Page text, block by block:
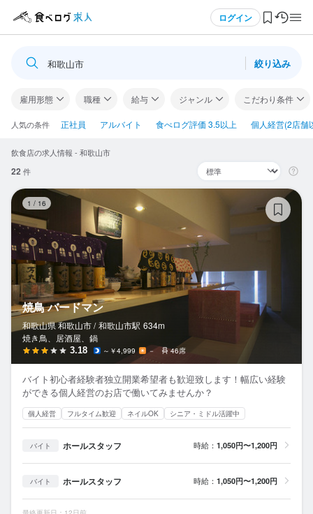
ログイン
食べログ求人TOP
求人検索
閲覧履歴
気になる求人
検索履歴・保存した条件
応募履歴
WEB履歴書
スカウト・メルマガ受信設定
ヘルプ・お問い合わせフォーム
掲載をご検討の店舗様へ
プライバシーポリシー
和歌山市 絞り込み
雇用形態 職種 給与 ジャンル こだわり条件
人気の条件 正社員 アルバイト 食べログ評価 3.5以上 個人経営(2店舗
飲食店の求人情報 - 和歌山市
22 件
1 / 16
焼鳥 バードマン
和歌山県 和歌山市 / 和歌山市駅 634m
焼き鳥、居酒屋、鍋
3.18 ～￥4,999 － 46席
バイト初心者経験者独立開業希望者も歓迎致します！幅広い経験
ができる個人経営のお店で働いてみませんか？
個人経営 フルタイム歓迎 ネイルOK シニア・ミドル活躍中
バイト ホールスタッフ 時給： 1,050円〜1,200円
バイト ホールスタッフ 時給： 1,050円〜1,200円